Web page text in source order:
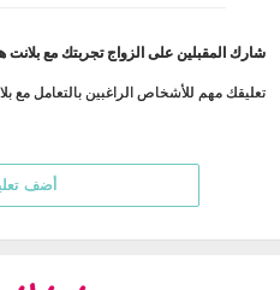
شارك المقبلين على الزواج تجربتك مع بلانت
تعليقك مهم للأشخاص الراغبين بالتعامل مع
أضف